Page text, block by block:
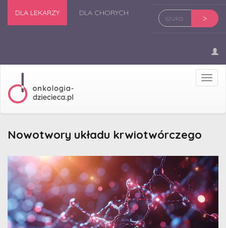
DLA LEKARZY DLA CHORYCH >
Nowotwory układu krwiotwórczego